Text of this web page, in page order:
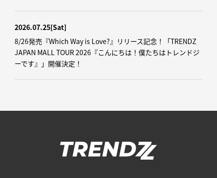
2026.07.25[Sat]
8/26発売『Which Way is Love?』リリース記念！「TRENDZ
JAPAN MALL TOUR 2026『こんにちは！僕たちはトレンドジ
ーです』」開催決定！